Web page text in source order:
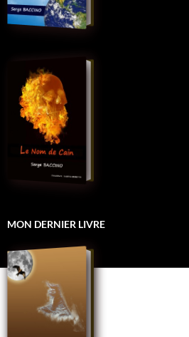
MON DERNIER LIVRE